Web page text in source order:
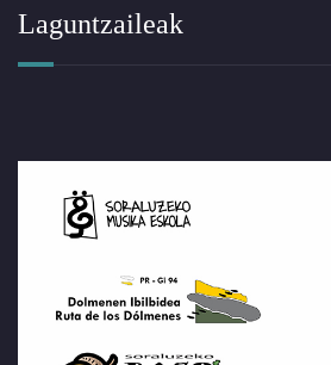
Laguntzaileak